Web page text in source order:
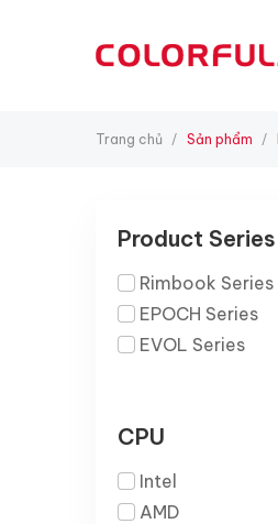
Trang chủ / Sản phẩm /
Product Series
Rimbook Series
EPOCH Series
EVOL Series
CPU
Intel
AMD